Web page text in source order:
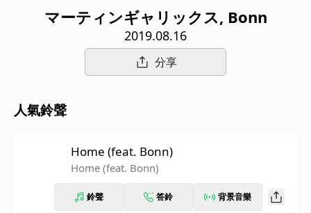
マーティンギャリックス, Bonn
2019.08.16
分享
人氣鈴聲
Home (feat. Bonn)
Home (feat. Bonn)
鈴聲 答鈴 背景音樂